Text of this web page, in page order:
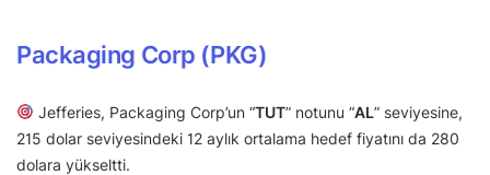
Packaging Corp (PKG)
Jefferies, Packaging Corp’un “TUT” notunu “AL” seviyesine,
215 dolar seviyesindeki 12 aylık ortalama hedef fiyatını da 280
dolara yükseltti.